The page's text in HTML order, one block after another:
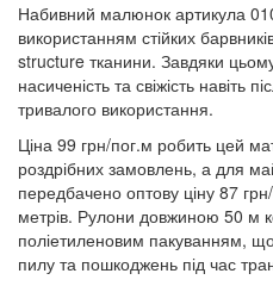
Набивний малюнок артикула
використанням стійких
structure тканини. Завдяки цьому
насиченість та свіжість навіть
тривалого використання.
Ціна 99 грн/пог.м робить цей
роздрібних замовлень, а для
передбачено оптову ціну 87
метрів. Рулони довжиною 50 м
поліетиленовим пакуванням,
пилу та пошкоджень під час